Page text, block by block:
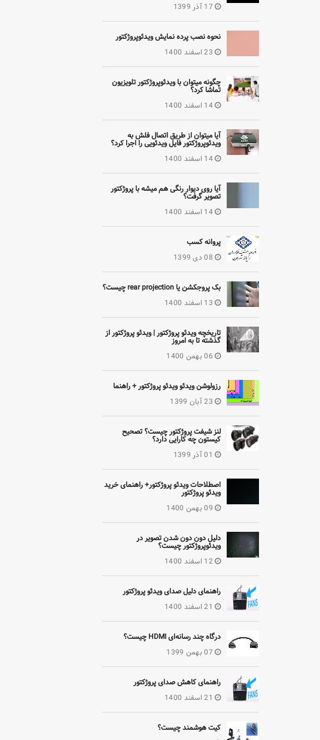
17 آذر 1399
نحوه نصب پرده نمایش ویدئوپروژکتور
23 اسفند 1400
چگونه میتوان با ویدئوپروژکتور تلویزیون
تماشا کرد؟
14 اسفند 1400
آیا میتوان از طریق اتصال فلش به
ویدئوپروژکتور فایل ویدئویی را اجرا کرد؟
14 اسفند 1400
آیا روی دیوار رنگی هم میشه با پروژکتور
تصویر گرفت؟
14 اسفند 1400
پروانه کسب
08 دی 1399
بک پروجکشن یا rear projection چیست؟
13 اسفند 1400
تاریخچه ویدئو پروژکتور | ویدئو پروژکتور از
گذشته تا به امروز
06 بهمن 1400
رزولوشن ویدئو ویدئو پروژکتور + راهنما
23 آبان 1399
لنز شیفت پروژکتور چیست؟ تصحیح
کیستون چه کارایی دارد؟
01 آذر 1399
اصطلاحات ویدئو پروژکتور+ راهنمای خرید
ویدئو پروژکتور
09 بهمن 1400
دلیل دون دون شدن تصویر در
ویدئوپروژکتور چیست؟
12 اسفند 1400
راهنمای دلیل صدای ویدئو پروژکتور
21 اسفند 1400
درگاه چند رسانه‌ای HDMI چیست؟
07 بهمن 1399
راهنمای کاهش صدای پروژکتور
21 اسفند 1400
کیت هوشمند چیست؟